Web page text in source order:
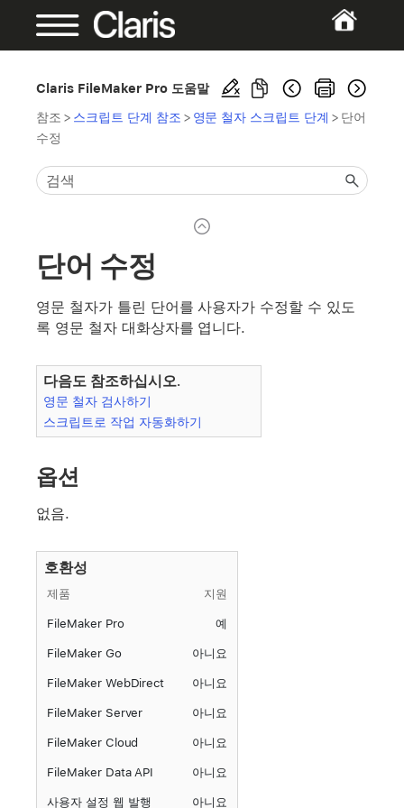
Claris FileMaker Pro 도움말
참조 > 스크립트 단계 참조 > 영문 철자 스크립트 단계 > 단어
수정
단어 수정
영문 철자가 틀린 단어를 사용자가 수정할 수 있도
록 영문 철자 대화상자를 엽니다.
다음도 참조하십시오.
영문 철자 검사하기
스크립트로 작업 자동화하기
옵션
없음.
호환성
제품 지원
FileMaker Pro 예
FileMaker Go 아니요
FileMaker WebDirect 아니요
FileMaker Server 아니요
FileMaker Cloud 아니요
FileMaker Data API 아니요
사용자 설정 웹 발행 아니요